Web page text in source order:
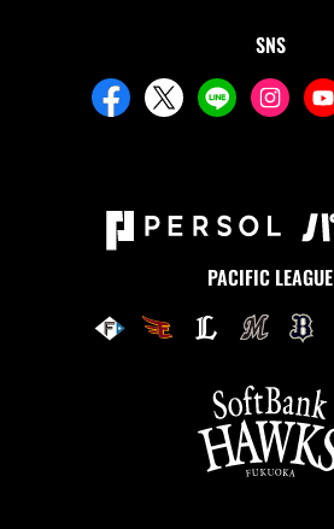
SNS
PACIFIC LEAGUE